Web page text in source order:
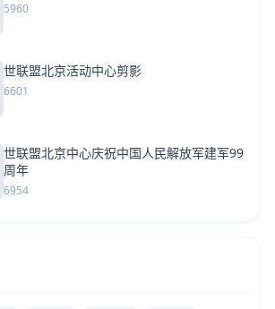
5960
世联盟北京活动中心剪影
6601
世联盟北京中心庆祝中国人民解放军建军99
周年
6954